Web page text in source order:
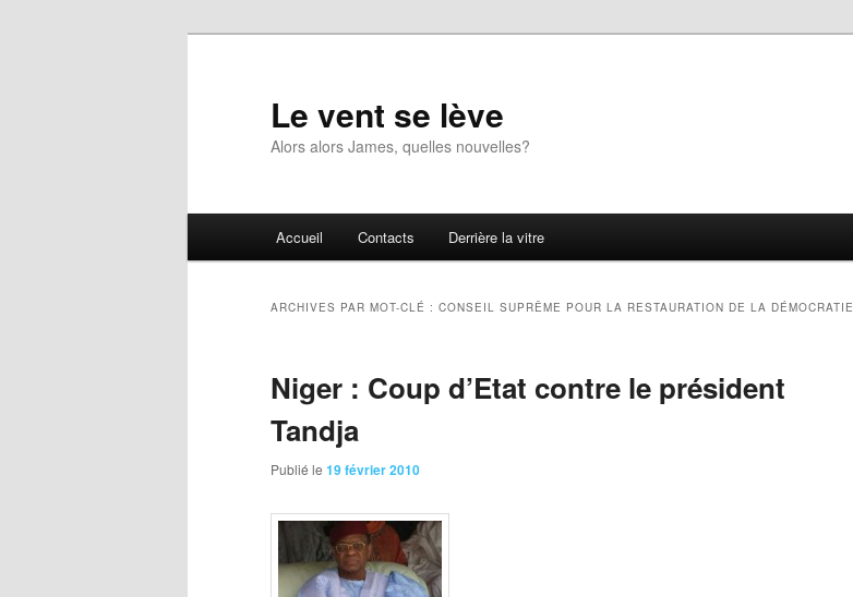
Le vent se lève
Alors alors James, quelles nouvelles?
Accueil Contacts Derrière la vitre
ARCHIVES PAR MOT-CLÉ : CONSEIL SUPRÊME POUR LA RESTAURATION DE LA DÉMOCRATIE
Niger : Coup d’Etat contre le président
Tandja
Publié le 19 février 2010